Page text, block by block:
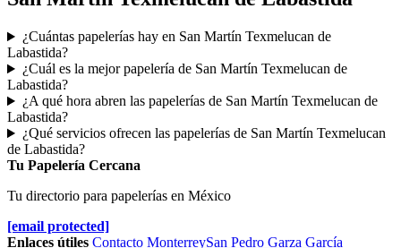
¿Cuántas papelerías hay en San Martín Texmelucan de
Labastida?
¿Cuál es la mejor papelería de San Martín Texmelucan de
Labastida?
¿A qué hora abren las papelerías de San Martín Texmelucan de
Labastida?
¿Qué servicios ofrecen las papelerías de San Martín Texmelucan
de Labastida?
Tu Papelería Cercana
Tu directorio para papelerías en México
[email protected]
Enlaces útiles Contacto MonterreySan Pedro Garza García